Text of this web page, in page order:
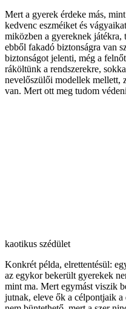
Mert a gyerek érdeke más,
kedvenc eszméiket és
miközben a gyereknek játékra,
ebből fakadó biztonságra van
biztonságot jelenti, még a
ráköltünk a rendszerekre,
nevelőszülői modellek mellett,
van. Mert ott meg tudom
kaotikus szédület
Konkrét példa, elrettentésül:
az egykor bekerült gyerekek
mint ma. Mert egymást viszik
jutnak, eleve ők a célpontjaik